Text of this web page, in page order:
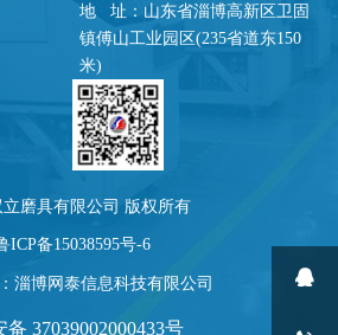
地 址：山东省淄博高新区卫固
镇傅山工业园区(235省道东150
米)
立磨具有限公司 版权所有
ICP备15038595号-6
淄博网泰信息科技有限公司
37039002000433号
